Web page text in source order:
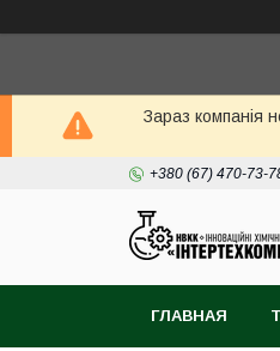
Зараз компанія
+380 (67) 470-73-
ГЛАВНАЯ